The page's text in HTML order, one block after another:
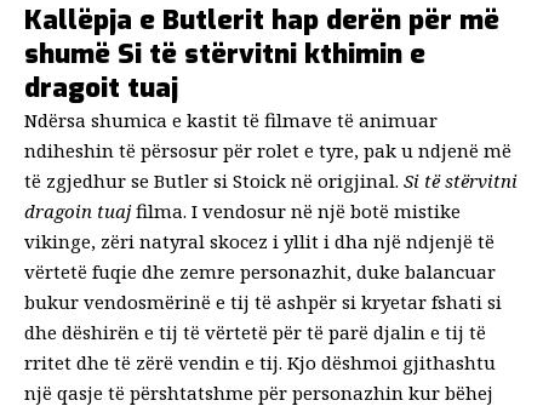
Kallëpja e Butlerit hap derën për më
shumë Si të stërvitni kthimin e
dragoit tuaj
Ndërsa shumica e kastit të filmave të animuar
ndiheshin të përsosur për rolet e tyre, pak u ndjenë më
të zgjedhur se Butler si Stoick në origjinal. Si të stërvitni
dragoin tuajfilma. I vendosur në një botë mistike
vikinge, zëri natyral skocez i yllit i dha një ndjenjë të
vërtetë fuqie dhe zemre personazhit, duke balancuar
bukur vendosmërinë e tij të ashpër si kryetar fshati si
dhe dëshirën e tij të vërtetë për të parë djalin e tij të
rritet dhe të zërë vendin e tij. Kjo dëshmoi gjithashtu
një qasje të përshtatshme për personazhin kur bëhej